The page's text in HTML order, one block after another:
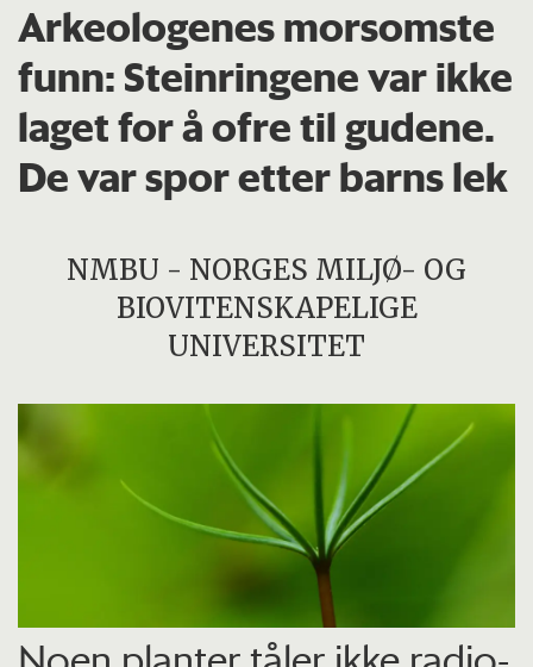
Arkeologenes morsomste
funn: Steinringene var ikke
laget for å ofre til gudene.
De var spor etter barns lek
NMBU - NORGES MILJØ- OG
BIOVITENSKAPELIGE
UNIVERSITET